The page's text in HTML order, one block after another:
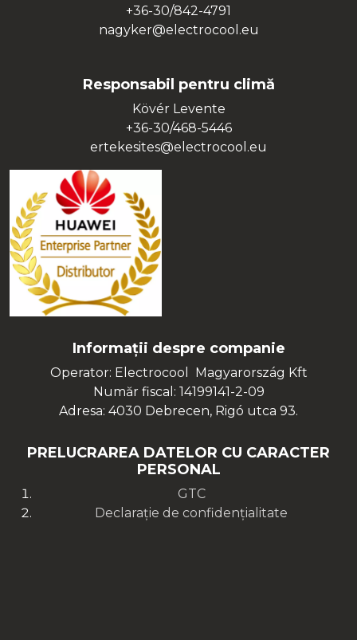
+36-30/842-4791
nagyker@electrocool.eu
Responsabil pentru climă
Kövér Levente
+36-30/468-5446
ertekesites@electrocool.eu
Informații despre companie
Operator: Electrocool Magyarország Kft
Număr fiscal: 14199141-2-09
Adresa: 4030 Debrecen, Rigó utca 93.
PRELUCRAREA DATELOR CU CARACTER
PERSONAL
GTC
Declarație de confidențialitate